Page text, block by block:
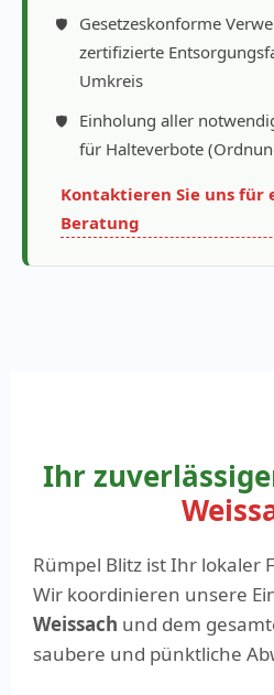
Gesetzeskonforme
zertifizierte
Umkreis
Einholung aller
für Halteverbote
Kontaktieren Sie uns für
Beratung
Ihr
Rümpel Blitz ist Ihr lokaler
Wir koordinieren unsere
Weissach und dem
saubere und pünktliche